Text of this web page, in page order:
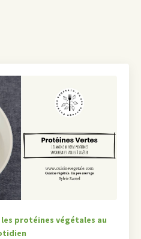
protéines végétales au